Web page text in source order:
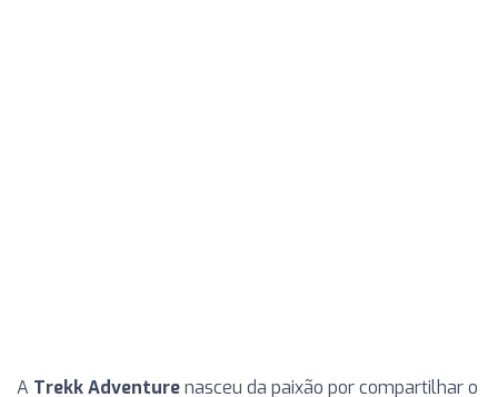
A Trekk Adventurenasceu da paixão por compartilhar o